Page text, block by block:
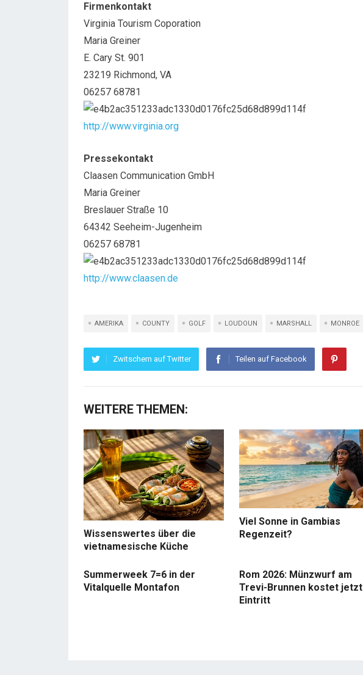
Firmenkontakt
Virginia Tourism Coporation
Maria Greiner
E. Cary St. 901
23219 Richmond, VA
06257 68781
http://www.virginia.org
Pressekontakt
Claasen Communication GmbH
Maria Greiner
Breslauer Straße 10
64342 Seeheim-Jugenheim
06257 68781
http://www.claasen.de
AMERIKA COUNTY GOLF LOUDOUN MARSHALL MONROE
Zwitschern auf Twitter Teilen auf Facebook
WEITERE THEMEN:
Wissenswertes über die
vietnamesische Küche
Viel Sonne in Gambias
Regenzeit?
Summerweek 7=6 in der
Vitalquelle Montafon
Rom 2026: Münzwurf am
Trevi-Brunnen kostet jetzt
Eintritt